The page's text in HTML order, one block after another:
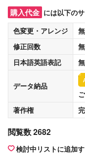
購入代金 には以下の
色変更・アレンジ
修正回数
日本語英語表記
データ納品
著作権
閲覧数 2682
検討中リストに追加